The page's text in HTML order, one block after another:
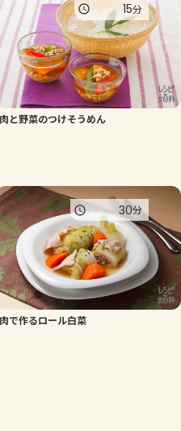
と野菜のつけそうめん
15分
で作るロール白菜
30分